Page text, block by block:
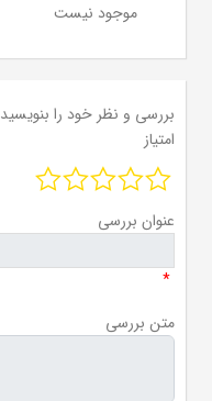
موجود نیست
بررسی و نظر خود را بنویسید
امتیاز
عنوان بررسی
*
متن بررسی